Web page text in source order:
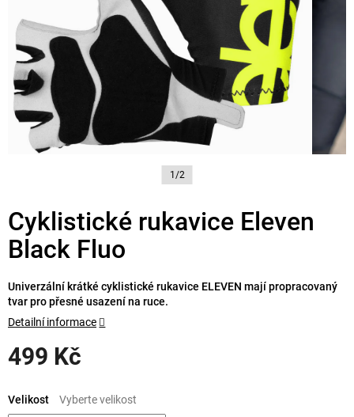
1/2
Cyklistické rukavice Eleven
Black Fluo
499 Kč
cena:
Velikost
Univerzální krátké cyklistické rukavice ELEVEN mají propracovaný
tvar pro přesné usazení na ruce.
Detailní informace